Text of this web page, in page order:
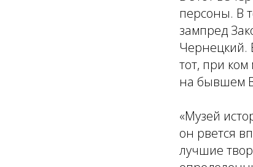
персоны. В
зампред
Чернецкий.
тот, при
на бывшем
«Музей
он рвется
лучшие